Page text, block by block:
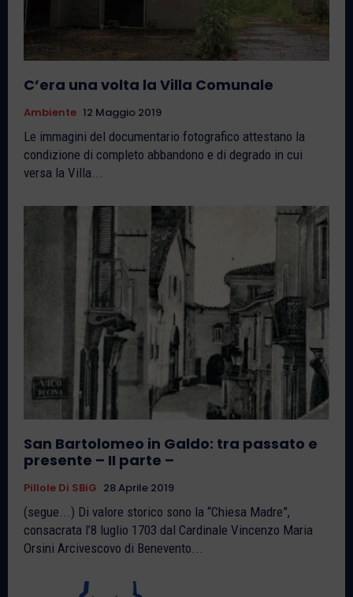
C’era una volta la Villa Comunale
Ambiente 12 Maggio 2019
Le immagini del documentario fotografico attestano la
condizione di completo abbandono e di degrado in cui
versa la Villa...
San Bartolomeo in Galdo: tra passato e
presente – II parte –
Pillole Di SBiG 28 Aprile 2019
(segue...) Di valore storico sono la “Chiesa Madre”,
consacrata l’8 luglio 1703 dal Cardinale Vincenzo Maria
Orsini Arcivescovo di Benevento...